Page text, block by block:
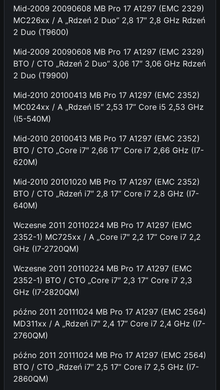
Mid-2009 20090608 MB Pro 17 A1297 (EMC 2329)
MC226xx / A „Rdzeń 2 Duo” 2,8 17″ 2,8 GHz Rdzeń
2 Duo (T9600)
Mid-2009 20090608 MB Pro 17 A1297 (EMC 2329)
BTO / CTO „Rdzeń 2 Duo” 3,06 17″ 3,06 GHz Rdzeń
2 Duo (T9900)
Mid-2010 20100413 MB Pro 17 A1297 (EMC 2352)
MC024xx / A „Rdzeń I5″ 2,53 17” Core i5 2,53 GHz
(I5-540M)
Mid-2010 20100413 MB Pro 17 A1297 (EMC 2352)
BTO / CTO „Core i7″ 2,66 17” Core i7 2,66 GHz (I7-
620M)
Mid-2010 20101020 MB Pro 17 A1297 (EMC 2352)
BTO / CTO „Rdzeń i7″ 2,8 17” Core i7 2,8 GHz (I7-
640M)
Wczesne 2011 20110224 MB Pro 17 A1297 (EMC
2352-1) MC725xx / A „Core i7″ 2,2 17” Core i7 2,2
GHz (I7-2720QM)
Wczesne 2011 20110224 MB Pro 17 A1297 (EMC
2352-1) BTO / CTO „Core i7″ 2,3 17” Core i7 2,3
GHz (I7-2820QM)
późno 2011 20111024 MB Pro 17 A1297 (EMC 2564)
MD311xx / A „Rdzeń i7″ 2,4 17” Core i7 2,4 GHz (I7-
2760QM)
późno 2011 20111024 MB Pro 17 A1297 (EMC 2564)
BTO / CTO „Rdzeń i7″ 2,5 17” Core i7 2,5 GHz (I7-
2860QM)